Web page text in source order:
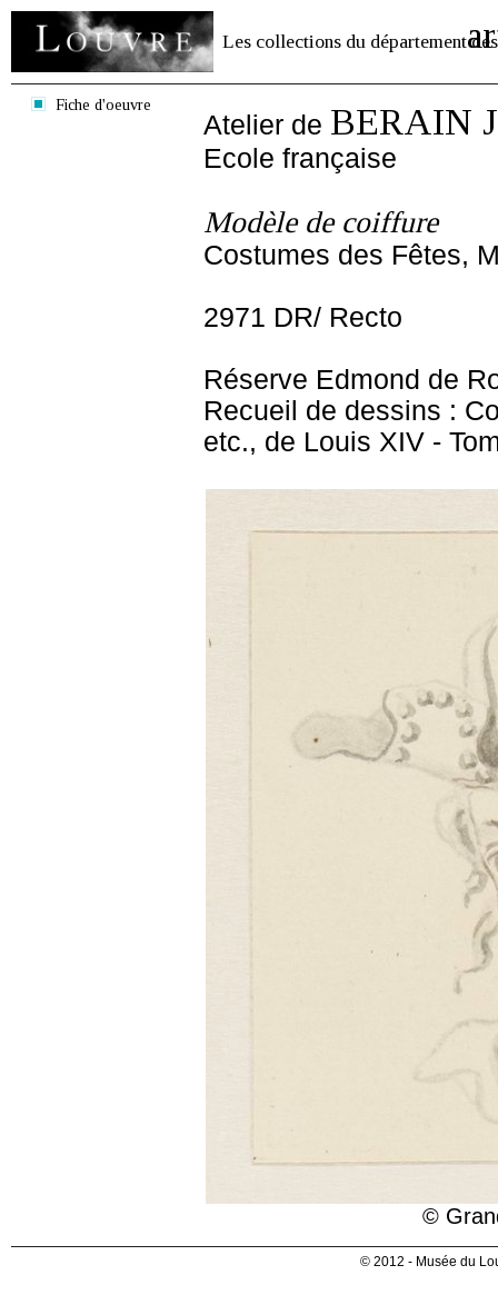
Les collections du département des
Fiche d'oeuvre
Atelier de BERAIN
Ecole française
Modèle de coiffure
Costumes des Fêtes,
2971 DR/ Recto
Réserve Edmond de
Recueil de dessins :
etc., de Louis XIV -
©
© 2012 - Musée du